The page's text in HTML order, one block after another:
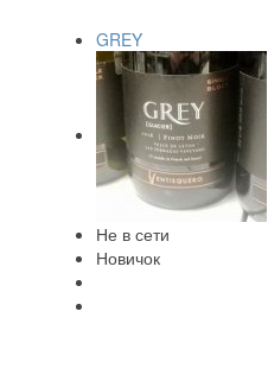
GREY
Не в сети
Новичок